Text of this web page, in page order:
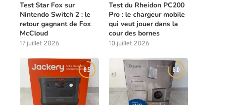
Test Star Fox sur
Nintendo Switch 2 : le
retour gagnant de Fox
McCloud
17 juillet 2026
Test du Rheidon PC200
Pro : le chargeur mobile
qui veut jouer dans la
cour des bornes
10 juillet 2026
8.5 8.0